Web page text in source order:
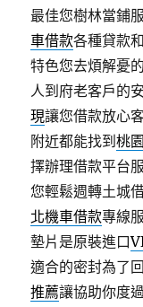
最佳您樹林當鋪
車借款各種貸款
特色您去煩解憂的
人到府老客戶的
現讓您借款放心
附近都能找到桃
擇辦理借款平台
您輕鬆週轉土城
北機車借款專線
墊片是原裝進口
適合的密封為了
推薦讓協助你度